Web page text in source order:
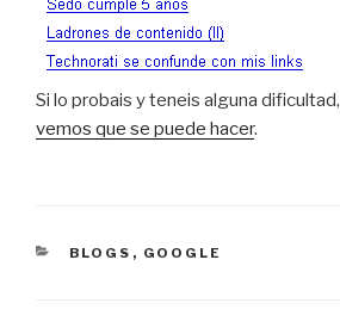
Si lo probais y teneis alguna dificultad,
vemos que se puede hacer.
CATEGORÍAS
BLOGS , GOOGLE